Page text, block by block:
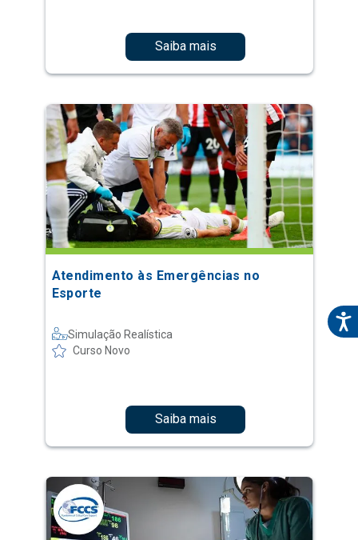
Saiba mais
Atendimento às Emergências no
Esporte
Simulação Realística
Curso Novo
Saiba mais